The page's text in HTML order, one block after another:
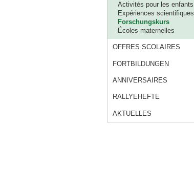
Activités pour les enfants
Expériences scientifiques
Forschungskurs
Écoles maternelles
OFFRES SCOLAIRES
FORTBILDUNGEN
ANNIVERSAIRES
RALLYEHEFTE
AKTUELLES